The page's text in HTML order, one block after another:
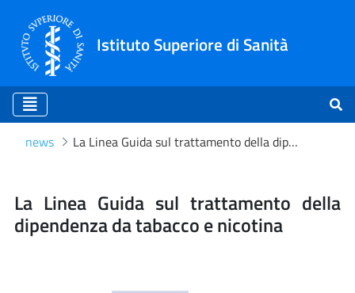
Istituto Superiore di Sanità
news La Linea Guida sul trattamento della dipendenza da tabacco e nicotina
La Linea Guida sul
La Linea Guida sul trattamento della
dipendenza da tabacco e nicotina